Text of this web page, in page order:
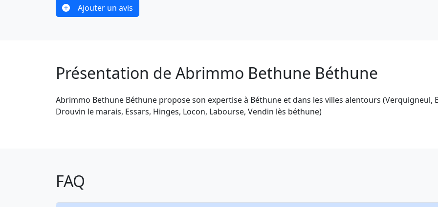
Ajouter un avis
Présentation de Abrimmo Bethune Béthune
Abrimmo Bethune Béthune propose son expertise à Béthune et dans les villes alentours (Verquigneul,
Drouvin le marais, Essars, Hinges, Locon, Labourse, Vendin lès béthune)
FAQ